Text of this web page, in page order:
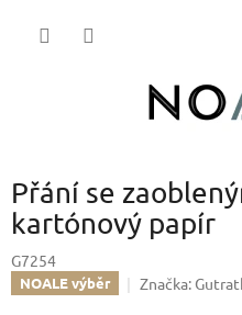
Přání se
kartónový papír
G7254
NOALE výběr Značka: